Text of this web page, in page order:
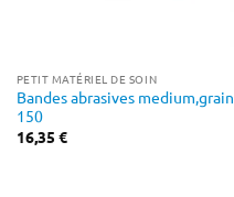
PETIT MATÉRIEL DE SOIN
Bandes abrasives medium,grain
150
16,35 €